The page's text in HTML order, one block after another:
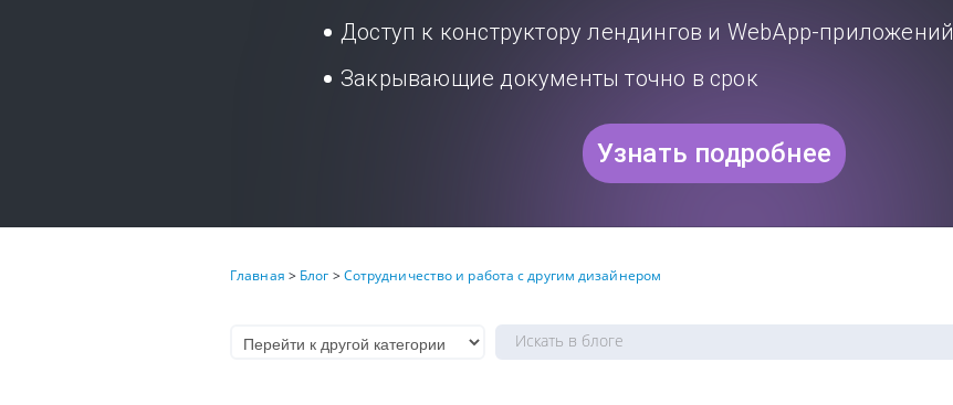
Доступ к конструктору лендингов и WebApp-приложений
Закрывающие документы точно в срок
Узнать подробнее
Главная > Блог >Сотрудничество и работа с другим дизайнером